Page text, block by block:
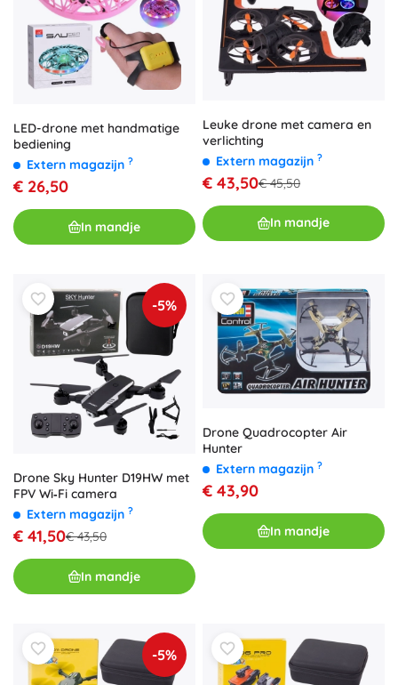
LED-drone met handmatige
bediening
Extern magazijn ?
€ 26,50
In mandje
Leuke drone met camera en
verlichting
Extern magazijn ?
€ 43,50€ 45,50
In mandje
-5%
Drone Sky Hunter D19HW met
FPV Wi‑Fi camera
Extern magazijn ?
€ 41,50€ 43,50
In mandje
Drone Quadrocopter Air
Hunter
Extern magazijn ?
€ 43,90
In mandje
-5%